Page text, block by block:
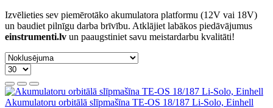
Izvēlieties sev piemērotāko akumulatora platformu (12V vai 18V)
un baudiet pilnīgu darba brīvību. Atklājiet labākos piedāvājumus
einstrumenti.lv un paaugstiniet savu meistardarbu kvalitāti!
Akumulatoru orbitālā slīpmašīna TE-OS 18/187 Li-Solo, Einhell